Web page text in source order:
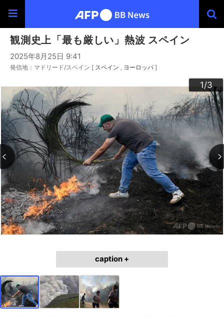
観測史上「最も厳しい」熱波 スペイン
2025年8月25日 9:41
発信地：マドリード/スペイン [ スペイン ヨーロッパ ]
1/3
2/3
3/3
caption +